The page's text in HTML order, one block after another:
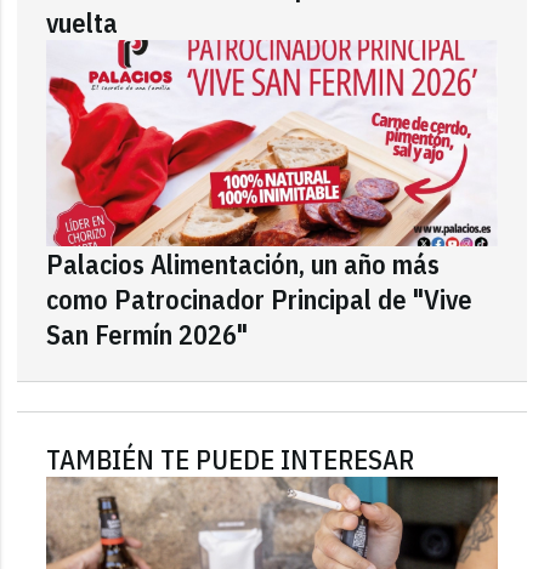
vuelta
Palacios Alimentación, un año más
como Patrocinador Principal de "Vive
San Fermín 2026"
TAMBIÉN TE PUEDE INTERESAR